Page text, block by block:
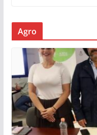
Agro